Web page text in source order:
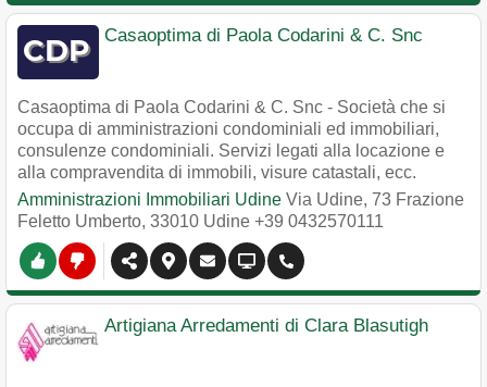
Casaoptima di Paola Codarini & C. Snc
Casaoptima di Paola Codarini & C. Snc - Società che si
occupa di amministrazioni condominiali ed immobiliari,
consulenze condominiali. Servizi legati alla locazione e
alla compravendita di immobili, visure catastali, ecc.
Amministrazioni Immobiliari Udine Via Udine, 73 Frazione
Feletto Umberto, 33010 Udine +39 0432570111
Artigiana Arredamenti di Clara Blasutigh